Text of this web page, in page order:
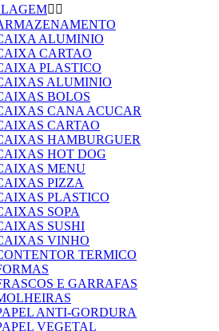
 
ALUMINIO
CARTAO
PLASTICO
ALUMINIO
BOLOS
CANA ACUCAR
CARTAO
HAMBURGUER
HOT DOG
MENU
PIZZA
PLASTICO
SOPA
SUSHI
VINHO
TERMICO
E GARRAFAS
ANTI-GORDURA
VEGETAL